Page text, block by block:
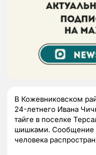
В Кожевниковском
24-летнего Ивана
тайге в поселке
шишками. Сообщение
человека